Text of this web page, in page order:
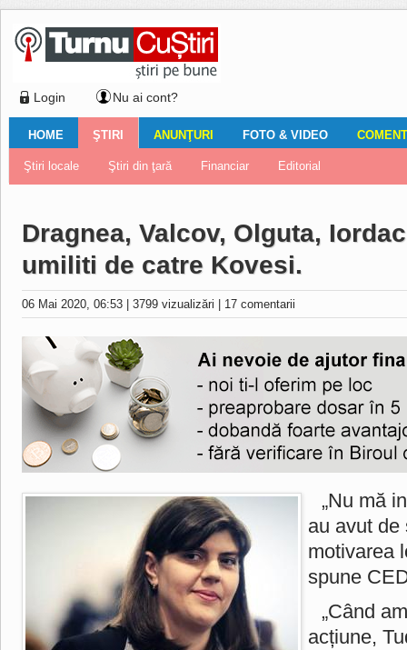
Login Nu ai cont?
HOME
Ştiri locale Turnaţi aici! Nemulţumirile localnicilor
ŞTIRI
Ştiri locale Ştiri din ţară Financiar Editorial
ANUNŢURI
Imobiliare Auto Închirieri Vânzări Locuri de muncă
FOTO & VIDEO
Galerii Foto Galerii video
Comentariul zilei
Dragnea, Valcov, Olguta,
umiliti de catre Kovesi.
06 Mai 2020, 06:53 3799 vizualizări 17 comentarii
„Nu mă
au avut de
motivarea
spune
„Când
acțiune,